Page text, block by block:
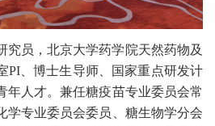
究员，北京大学药学院天然药物及
PI、博士生导师、国家重点研发计
年人才。兼任糖疫苗专业委员会常
学专业委员会委员、糖生物学分会